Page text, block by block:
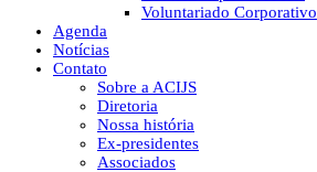
Voluntariado Corporativo
Agenda
Notícias
Contato
Sobre a ACIJS
Diretoria
Nossa história
Ex-presidentes
Associados